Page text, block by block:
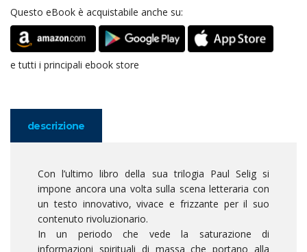
Questo eBook è acquistabile anche su:
e tutti i principali ebook store
descrizione
Con l’ultimo libro della sua trilogia Paul Selig si
impone ancora una volta sulla scena letteraria con
un testo innovativo, vivace e frizzante per il suo
contenuto rivoluzionario.
In un periodo che vede la saturazione di
informazioni spirituali di massa che portano alla